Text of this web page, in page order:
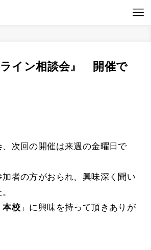
ライン相談会』 開催で
次回の開催は来週の金曜日で
者の方がおられ、興味深く聞い
校」に興味を持って頂きありが